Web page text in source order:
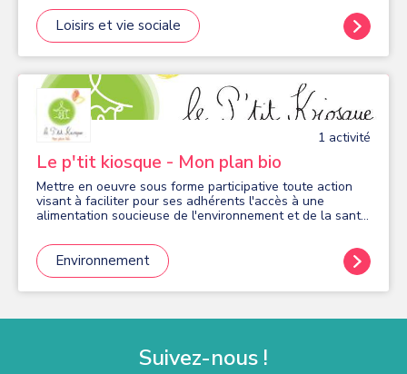
les habitants auprès des tiers ; encourager les initiatives
citoyennes, l'engagement local et l'entraide dans un
esprit de solidarité, d'écologie et de convivialité ;
organiser occasionnellement des ventes ou reventes de
Loisirs et vie sociale
1 activité
Le p'tit kiosque - Mon plan bio
Mettre en oeuvre sous forme participative toute action
visant à faciliter pour ses adhérents l'accès à une
alimentation soucieuse de l'environnement et de la santé
proposer des produits sains et respectueux de
l'environnement à des pris de gros à tous ses adhérents.
Environnement
Suivez-nous !